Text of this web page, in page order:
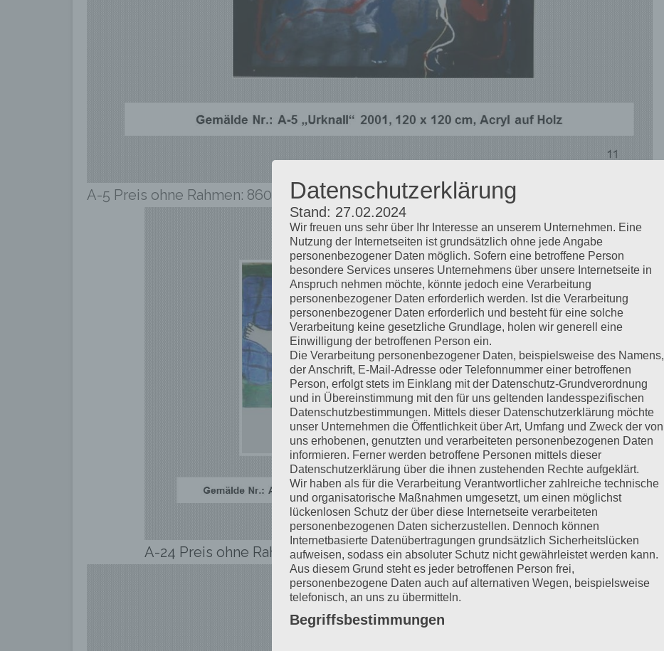
A-5 Preis ohne Rahmen: 860,00 € inkl. 7% USt.
A-24 Preis ohne Rahmen: 380,00 € inkl. 7% USt.
Datenschutzerklärung
Stand: 27.02.2024
Wir freuen uns sehr über Ihr Interesse an unserem Unternehmen. Eine
Nutzung der Internetseiten ist grundsätzlich ohne jede Angabe
personenbezogener Daten möglich. Sofern eine betroffene Person
besondere Services unseres Unternehmens über unsere Internetseite in
Anspruch nehmen möchte, könnte jedoch eine Verarbeitung
personenbezogener Daten erforderlich werden. Ist die Verarbeitung
personenbezogener Daten erforderlich und besteht für eine solche
Verarbeitung keine gesetzliche Grundlage, holen wir generell eine
Einwilligung der betroffenen Person ein.
Die Verarbeitung personenbezogener Daten, beispielsweise des Namens,
der Anschrift, E-Mail-Adresse oder Telefonnummer einer betroffenen
Person, erfolgt stets im Einklang mit der Datenschutz-Grundverordnung
und in Übereinstimmung mit den für uns geltenden landesspezifischen
Datenschutzbestimmungen. Mittels dieser Datenschutzerklärung möchte
unser Unternehmen die Öffentlichkeit über Art, Umfang und Zweck der von
uns erhobenen, genutzten und verarbeiteten personenbezogenen Daten
informieren. Ferner werden betroffene Personen mittels dieser
Datenschutzerklärung über die ihnen zustehenden Rechte aufgeklärt.
Wir haben als für die Verarbeitung Verantwortlicher zahlreiche technische
und organisatorische Maßnahmen umgesetzt, um einen möglichst
lückenlosen Schutz der über diese Internetseite verarbeiteten
personenbezogenen Daten sicherzustellen. Dennoch können
Internetbasierte Datenübertragungen grundsätzlich Sicherheitslücken
aufweisen, sodass ein absoluter Schutz nicht gewährleistet werden kann.
Aus diesem Grund steht es jeder betroffenen Person frei,
personenbezogene Daten auch auf alternativen Wegen, beispielsweise
telefonisch, an uns zu übermitteln.
Begriffsbestimmungen